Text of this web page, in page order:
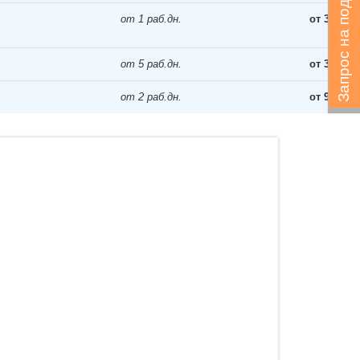
Запрос на подбор
от 1 раб.дн. от 3494 ₽
от 5 раб.дн. от 3780 ₽
от 2 раб.дн. от 9994 ₽